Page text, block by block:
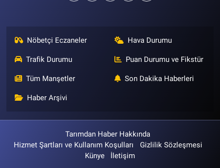
Nöbetçi Eczaneler Hava Durumu
Trafik Durumu Puan Durumu ve Fikstür
Tüm Manşetler Son Dakika Haberleri
Haber Arşivi
Tarımdan Haber Hakkında
Hizmet Şartları ve Kullanım Koşulları
Gizlilik Sözleşmesi
Künye
İletişim